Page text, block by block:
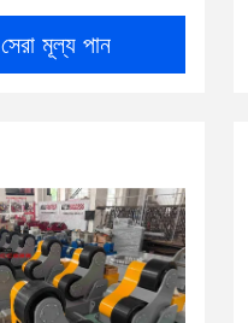
সেরা মূল্য পান